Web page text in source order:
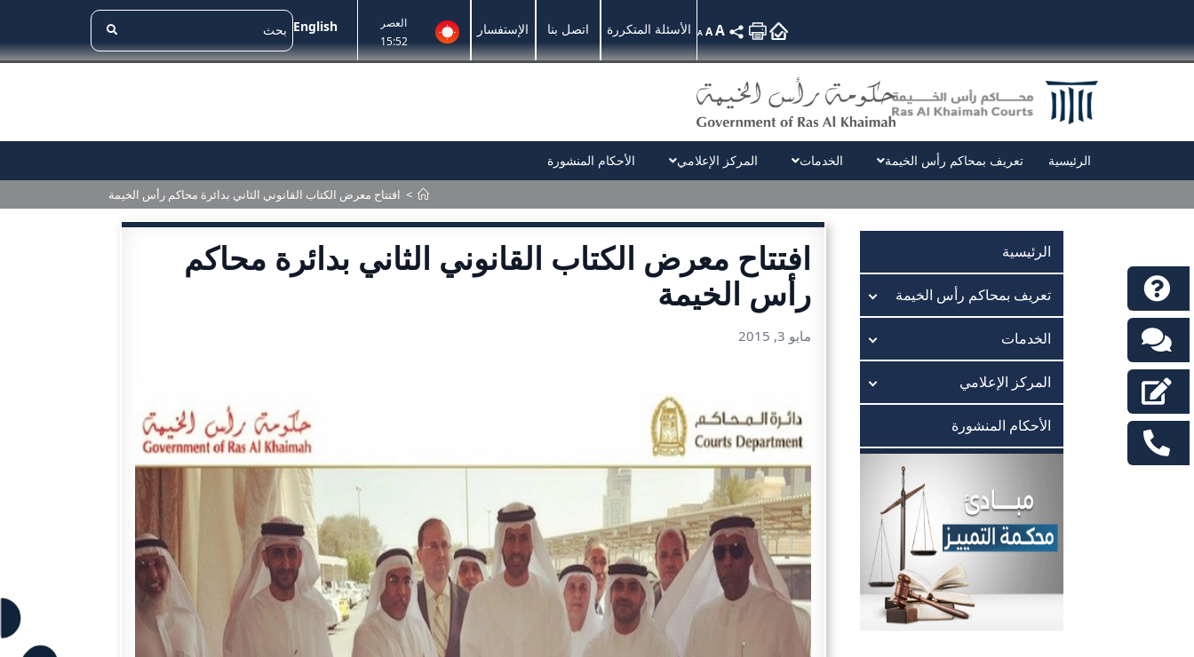
English
العصر
15:52
الإستفسار اتصل بنا الأسئلة المتكررة A AA
الرئيسية تعريف بمحاكم رأس الخيمة الخدمات المركز الإعلامي الأحكام المنشورة
> افتتاح معرض الكتاب القانوني الثاني بدائرة محاكم رأس الخيمة
الرئيسية
تعريف بمحاكم رأس الخيمة
الخدمات
المركز الإعلامي
الأحكام المنشورة
افتتاح معرض الكتاب القانوني الثاني بدائرة محاكم
رأس الخيمة
مايو 3, 2015